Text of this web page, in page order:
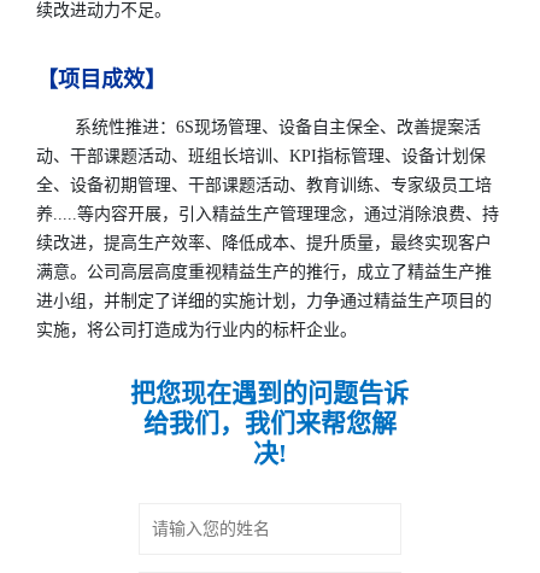
续改进动力不足。
【项目成效】
系统性推进：6S现场管理、设备自主保全、改善提案活
动、干部课题活动、班组长培训、KPI指标管理、设备计划保
全、设备初期管理、干部课题活动、教育训练、专家级员工培
养.....等内容开展，引入精益生产管理理念，通过消除浪费、持
续改进，提高生产效率、降低成本、提升质量，最终实现客户
满意。公司高层高度重视精益生产的推行，成立了精益生产推
进小组，并制定了详细的实施计划，力争通过精益生产项目的
实施，将公司打造成为行业内的标杆企业。
把您现在遇到的问题告诉
给我们，我们来帮您解
决!